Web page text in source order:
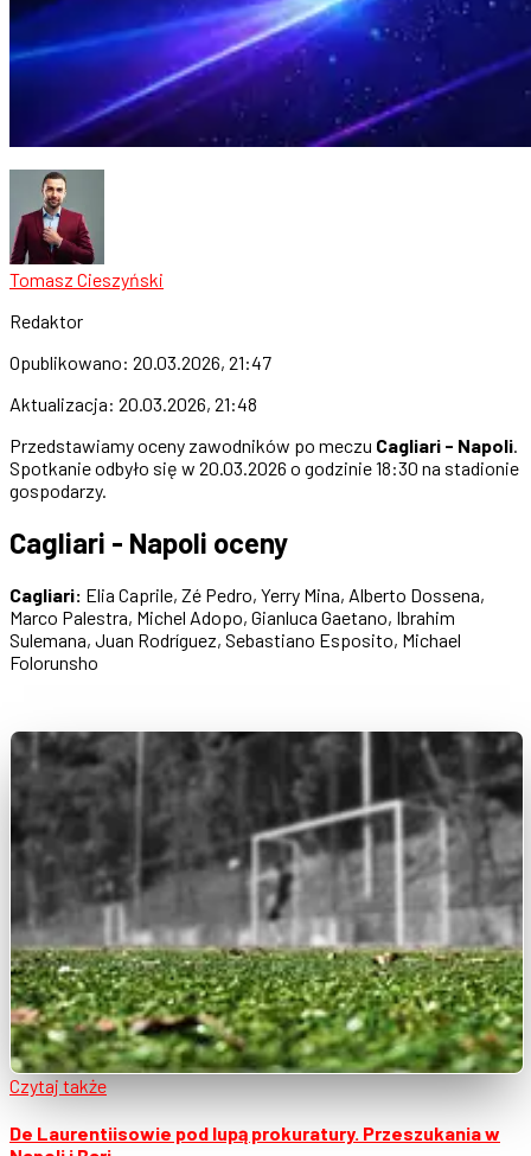
Tomasz Cieszyński
Redaktor
Opublikowano: 20.03.2026, 21:47
Aktualizacja: 20.03.2026, 21:48
Przedstawiamy oceny zawodników po meczu Cagliari - Napoli.
Spotkanie odbyło się w 20.03.2026 o godzinie 18:30 na stadionie
gospodarzy.
Cagliari - Napoli oceny
Cagliari: Elia Caprile, Zé Pedro, Yerry Mina, Alberto Dossena,
Marco Palestra, Michel Adopo, Gianluca Gaetano, Ibrahim
Sulemana, Juan Rodríguez, Sebastiano Esposito, Michael
Folorunsho
Czytaj także
De Laurentiisowie pod lupą prokuratury. Przeszukania w